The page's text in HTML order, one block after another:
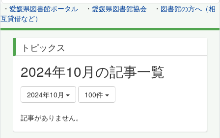
・ 愛媛県図書館ポータル ・ 愛媛県図書館協会 ・ 図書館の方へ（相
互貸借など）
トピックス
2024年10月の記事一覧
2024年10月 100件
記事がありません。